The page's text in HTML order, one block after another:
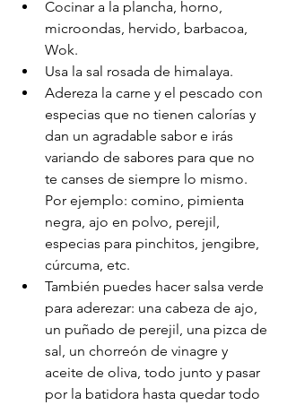
Cocinar a la plancha, horno,
microondas, hervido, barbacoa,
Wok.
Usa la sal rosada de himalaya.
Adereza la carne y el pescado con
especias que no tienen calorías y
dan un agradable sabor e irás
variando de sabores para que no
te canses de siempre lo mismo.
Por ejemplo: comino, pimienta
negra, ajo en polvo, perejil,
especias para pinchitos, jengibre,
cúrcuma, etc.
También puedes hacer salsa verde
para aderezar: una cabeza de ajo,
un puñado de perejil, una pizca de
sal, un chorreón de vinagre y
aceite de oliva, todo junto y pasar
por la batidora hasta quedar todo